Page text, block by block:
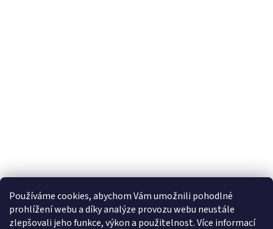
Používáme cookies, abychom Vám umožnili pohodlné
prohlížení webu a díky analýze provozu webu neustále
zlepšovali jeho funkce, výkon a použitelnost. Více informací